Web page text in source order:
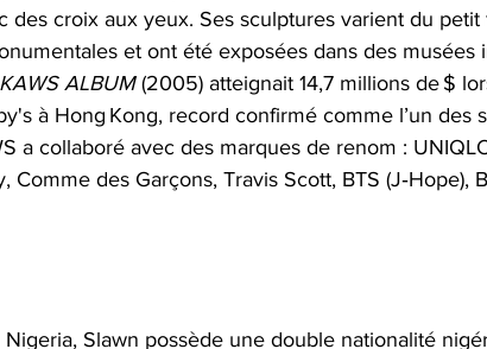
des croix aux yeux. Ses sculptures varient du petit
et ont été exposées dans des musées
ALBUM (2005) atteignait 14,7 millions de $
à Hong Kong, record confirmé comme l’un des
a collaboré avec des marques de renom :
Comme des Garçons, Travis Scott, BTS (J‑Hope),
Slawn possède une double nationalité